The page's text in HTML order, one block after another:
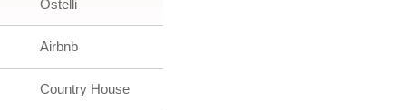
Ostelli
Airbnb
Country House